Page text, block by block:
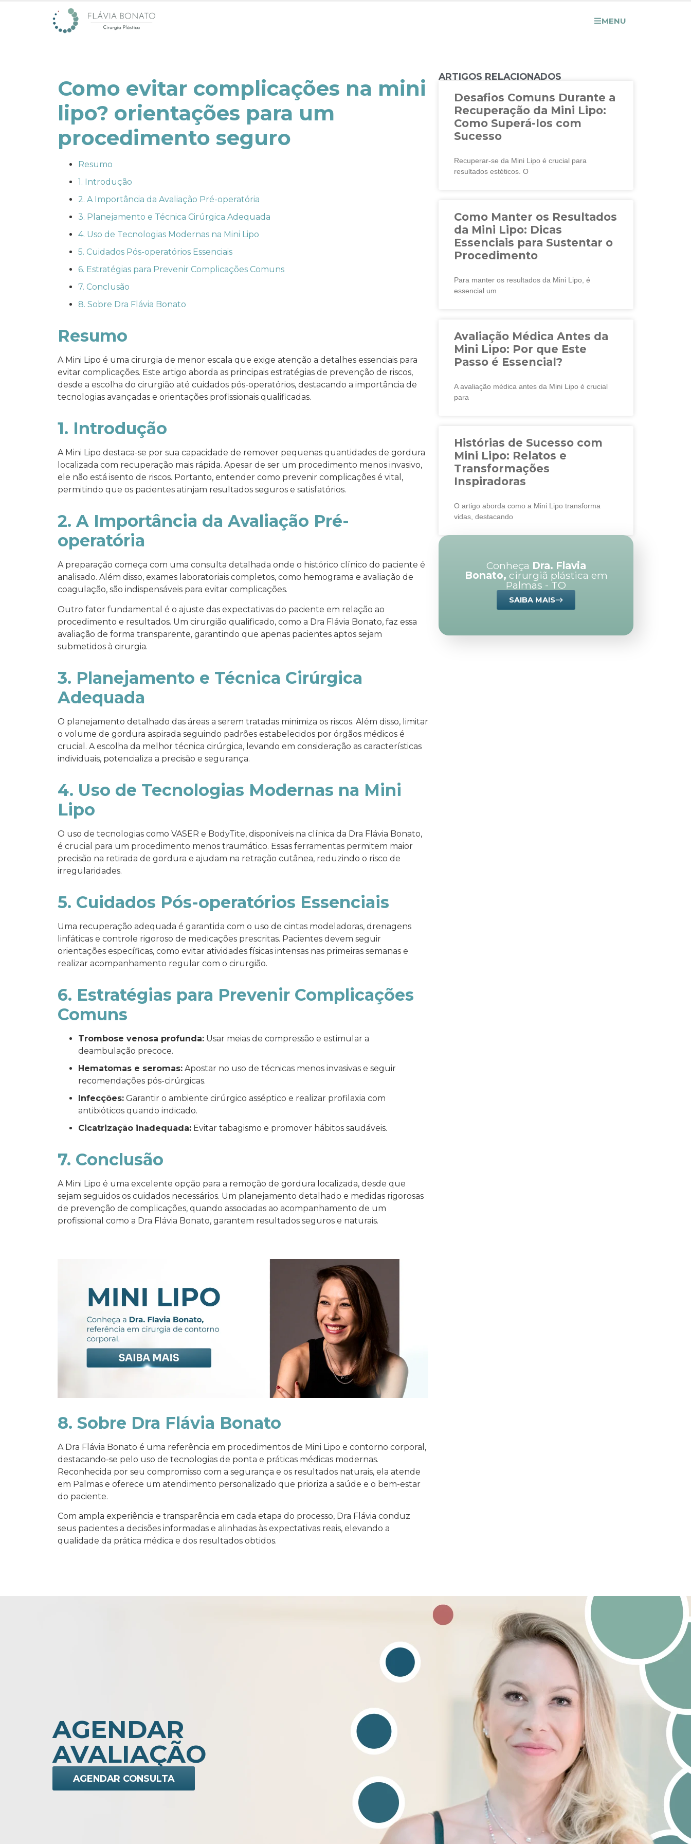
MENU
como evitar complicações na mini
lipo? orientações para um
procedimento seguro
Resumo
1. Introdução
2. A Importância da Avaliação Pré-operatória
3. Planejamento e Técnica Cirúrgica Adequada
4. Uso de Tecnologias Modernas na Mini Lipo
5. Cuidados Pós-operatórios Essenciais
6. Estratégias para Prevenir Complicações Comuns
7. Conclusão
8. Sobre Dra Flávia Bonato
Resumo
A Mini Lipo é uma cirurgia de menor escala que exige atenção a detalhes essenciais para
evitar complicações. Este artigo aborda as principais estratégias de prevenção de riscos,
desde a escolha do cirurgião até cuidados pós-operatórios, destacando a importância de
tecnologias avançadas e orientações profissionais qualificadas.
1. Introdução
A Mini Lipo destaca-se por sua capacidade de remover pequenas quantidades de gordura
localizada com recuperação mais rápida. Apesar de ser um procedimento menos invasivo,
ele não está isento de riscos. Portanto, entender como prevenir complicações é vital,
permitindo que os pacientes atinjam resultados seguros e satisfatórios.
2. A Importância da Avaliação Pré-
operatória
A preparação começa com uma consulta detalhada onde o histórico clínico do paciente é
analisado. Além disso, exames laboratoriais completos, como hemograma e avaliação de
coagulação, são indispensáveis para evitar complicações.
Outro fator fundamental é o ajuste das expectativas do paciente em relação ao
procedimento e resultados. Um cirurgião qualificado, como a Dra Flávia Bonato, faz essa
avaliação de forma transparente, garantindo que apenas pacientes aptos sejam
submetidos à cirurgia.
3. Planejamento e Técnica Cirúrgica
Adequada
O planejamento detalhado das áreas a serem tratadas minimiza os riscos. Além disso, limitar
o volume de gordura aspirada seguindo padrões estabelecidos por órgãos médicos é
crucial. A escolha da melhor técnica cirúrgica, levando em consideração as características
individuais, potencializa a precisão e segurança.
4. Uso de Tecnologias Modernas na Mini
Lipo
O uso de tecnologias como VASER e BodyTite, disponíveis na clínica da Dra Flávia Bonato,
é crucial para um procedimento menos traumático. Essas ferramentas permitem maior
precisão na retirada de gordura e ajudam na retração cutânea, reduzindo o risco de
irregularidades.
5. Cuidados Pós-operatórios Essenciais
Uma recuperação adequada é garantida com o uso de cintas modeladoras, drenagens
linfáticas e controle rigoroso de medicações prescritas. Pacientes devem seguir
orientações específicas, como evitar atividades físicas intensas nas primeiras semanas e
realizar acompanhamento regular com o cirurgião.
6. Estratégias para Prevenir Complicações
Comuns
Trombose venosa profunda: Usar meias de compressão e estimular a
deambulação precoce.
Hematomas e seromas: Apostar no uso de técnicas menos invasivas e seguir
recomendações pós-cirúrgicas.
Infecções: Garantir o ambiente cirúrgico asséptico e realizar profilaxia com
antibióticos quando indicado.
Cicatrização inadequada: Evitar tabagismo e promover hábitos saudáveis.
7. Conclusão
A Mini Lipo é uma excelente opção para a remoção de gordura localizada, desde que
sejam seguidos os cuidados necessários. Um planejamento detalhado e medidas rigorosas
de prevenção de complicações, quando associadas ao acompanhamento de um
profissional como a Dra Flávia Bonato, garantem resultados seguros e naturais.
8. Sobre Dra Flávia Bonato
A Dra Flávia Bonato é uma referência em procedimentos de Mini Lipo e contorno corporal,
destacando-se pelo uso de tecnologias de ponta e práticas médicas modernas.
Reconhecida por seu compromisso com a segurança e os resultados naturais, ela atende
em Palmas e oferece um atendimento personalizado que prioriza a saúde e o bem-estar
do paciente.
Com ampla experiência e transparência em cada etapa do processo, Dra Flávia conduz
seus pacientes a decisões informadas e alinhadas às expectativas reais, elevando a
qualidade da prática médica e dos resultados obtidos.
ARTIGOS RELACIONADOS
Desafios Comuns Durante a
Recuperação da Mini Lipo:
Como Superá-los com
Sucesso
Recuperar-se da Mini Lipo é crucial para
resultados estéticos. O
Como Manter os Resultados
da Mini Lipo: Dicas
Essenciais para Sustentar o
Procedimento
Para manter os resultados da Mini Lipo, é
essencial um
Avaliação Médica Antes da
Mini Lipo: Por que Este
Passo é Essencial?
A avaliação médica antes da Mini Lipo é crucial
para
Histórias de Sucesso com
Mini Lipo: Relatos e
Transformações
Inspiradoras
O artigo aborda como a Mini Lipo transforma
vidas, destacando
Conheça Dra. Flavia
Bonato, cirurgiã plástica em
Palmas - TO
SAIBA MAIS
AGENDAR
AVALIAÇÃO
AGENDAR CONSULTA